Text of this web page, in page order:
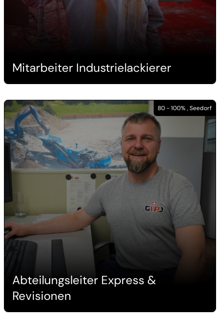
Mitarbeiter Industrielackierer
80 - 100% , Seedorf
Abteilungsleiter Express &
Revisionen